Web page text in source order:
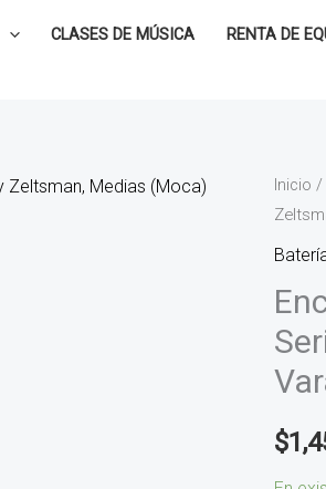
CLASES DE MÚSICA RENTA DE
Inicio /
$
Encore
Serie
de